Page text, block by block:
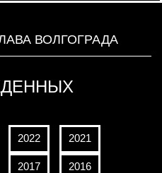
ВОЛГОГРАДА
2022 2021
2017 2016